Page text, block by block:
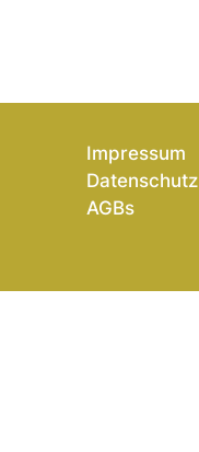
Impressum
Datenschutz
AGBs